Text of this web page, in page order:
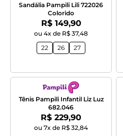
Sandália Pampili Lili 722026
Colorido
Por:
R$ 149,90
ou 4x de R$ 37,48
22
26 27
Tênis Pampili Infantil Liz Luz
682.046
Por:
R$ 229,90
ou 7x de R$ 32,84